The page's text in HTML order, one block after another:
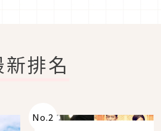
新排名
No.2